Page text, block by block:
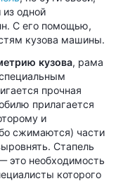
из одной
С его помощью,
кузова машины.
кузова, рама
прочная
прилагается
и
сжимаются) части
Стапель
это необходимость
которого